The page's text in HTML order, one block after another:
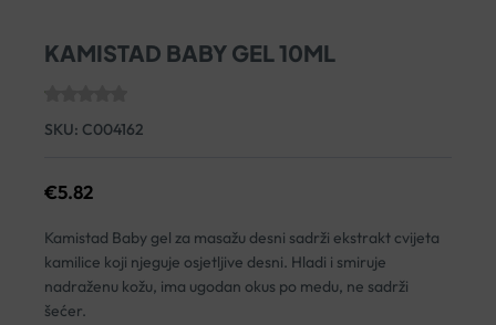
KAMISTAD BABY GEL 10ML
SKU: C004162
€5.82
Kamistad Baby gel za masažu desni sadrži ekstrakt cvijeta
kamilice koji njeguje osjetljive desni. Hladi i smiruje
nadraženu kožu, ima ugodan okus po medu, ne sadrži
šećer.